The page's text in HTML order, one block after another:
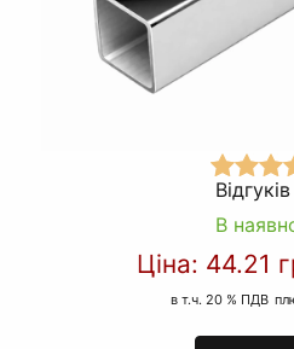
В
Ціна: 44.21
в т.ч. 20 % ПДВ